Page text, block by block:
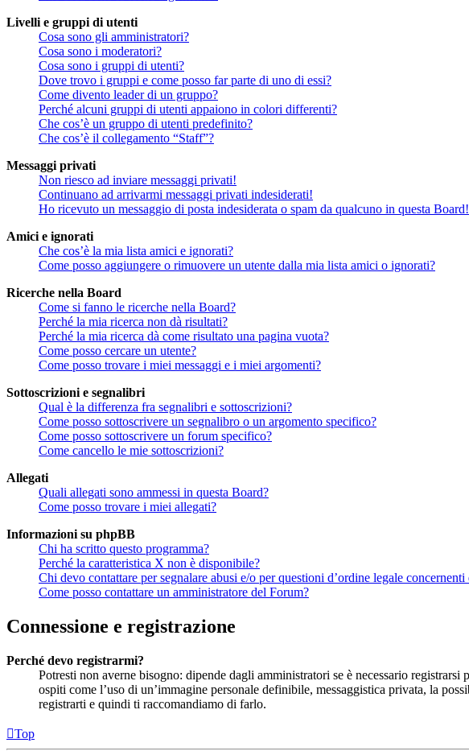
Livelli e gruppi di utenti
Cosa sono gli amministratori?
Cosa sono i moderatori?
Cosa sono i gruppi di utenti?
Dove trovo i gruppi e come posso far parte di uno di essi?
Come divento leader di un gruppo?
Perché alcuni gruppi di utenti appaiono in colori differenti?
Che cos’è un gruppo di utenti predefinito?
Che cos’è il collegamento “Staff”?
Messaggi privati
Non riesco ad inviare messaggi privati!
Continuano ad arrivarmi messaggi privati indesiderati!
Ho ricevuto un messaggio di posta indesiderata o spam da qualcuno in questa Board!
Amici e ignorati
Che cos’è la mia lista amici e ignorati?
Come posso aggiungere o rimuovere un utente dalla mia lista amici o ignorati?
Ricerche nella Board
Come si fanno le ricerche nella Board?
Perché la mia ricerca non dà risultati?
Perché la mia ricerca dà come risultato una pagina vuota?
Come posso cercare un utente?
Come posso trovare i miei messaggi e i miei argomenti?
Sottoscrizioni e segnalibri
Qual è la differenza fra segnalibri e sottoscrizioni?
Come posso sottoscrivere un segnalibro o un argomento specifico?
Come posso sottoscrivere un forum specifico?
Come cancello le mie sottoscrizioni?
Allegati
Quali allegati sono ammessi in questa Board?
Come posso trovare i miei allegati?
Informazioni su phpBB
Chi ha scritto questo programma?
Perché la caratteristica X non è disponibile?
Chi devo contattare per segnalare abusi e/o per questioni d’ordine legale concernenti
Come posso contattare un amministratore del Forum?
Connessione e registrazione
Perché devo registrarmi?
Potresti non averne bisogno: dipende dagli amministratori se è necessario
ospiti come l’uso di un’immagine personale definibile, messaggistica privata, la
registrarti e quindi ti raccomandiamo di farlo.
Top